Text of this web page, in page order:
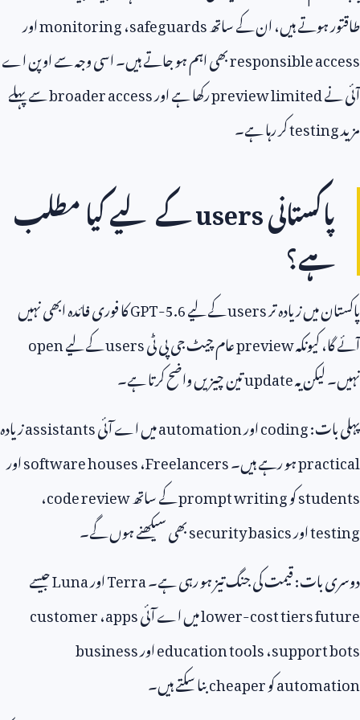
ہوتے ہیں، ان کے ساتھsafeguards،monitoringاور
responsibleبھی اہم ہو جاتے ہیں۔ اسی وجہ سے اوپن اے
preview limitedرکھا ہے اورbroader accessسے پہلے
کر رہا ہے۔
usersکے لیے کیا مطلب
میں زیادہ ترusersکے لیےGPT-5.6کا فوری فائدہ ابھی نہیں
previewعام چیٹ جی پی ٹیusersکے لیےopen
یہupdateتین چیزیں واضح کرتا ہے۔
codingاورautomationمیں اے آئیassistantsزیادہ
ہو رہے ہیں۔Freelancers،software housesاور
کوprompt writingکے ساتھcode review،
اورsecurity basicsبھی سیکھنے ہوں گے۔
قیمت کی جنگ تیز ہو رہی ہے۔TerraاورLunaجیسے
lower-cost tiersمیں اے آئیapps،customer
،education toolsاورbusiness
کوcheaperبنا سکتے ہیں۔